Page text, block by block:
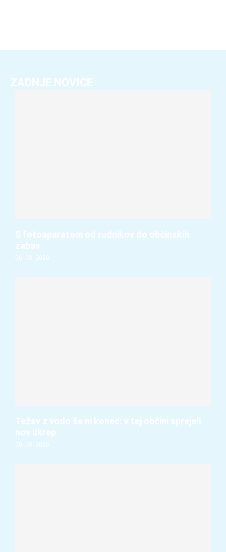
ZADNJE NOVICE
S fotoaparatom od rudnikov do občinskih
zabav
06. 08. 2026
Težav z vodo še ni konec: v tej občini sprejeli
nov ukrep
06. 08. 2026